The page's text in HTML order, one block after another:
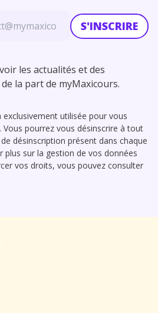
S'INSCRIRE
les actualités et des
la part de myMaxicours.
utilisée pour vous
pourrez vous désinscrire à tout
désinscription présent dans chaque
plus sur la gestion de vos données
vos droits, vous pouvez consulter